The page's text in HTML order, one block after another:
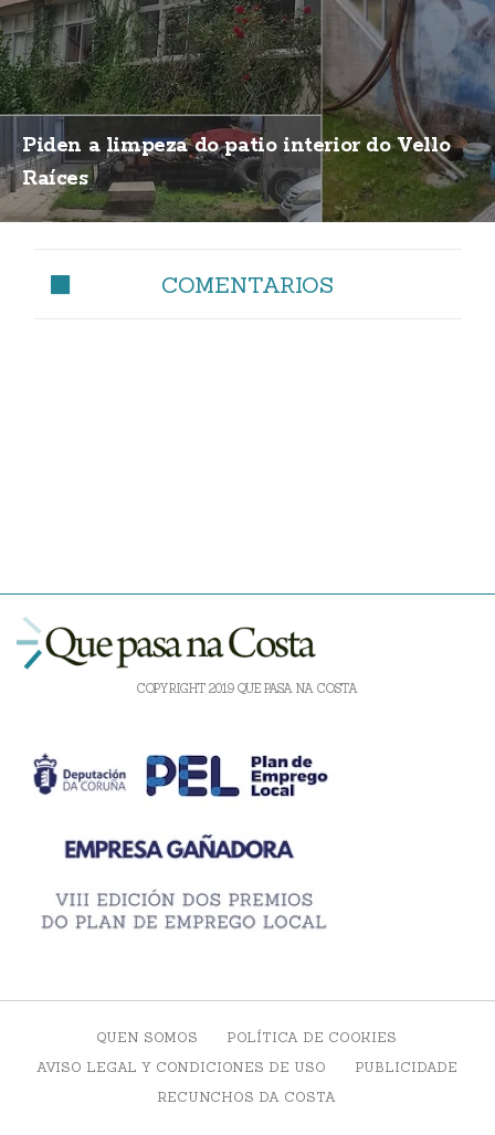
Piden a limpeza do patio interior do Vello
Raíces
COMENTARIOS
COPYRIGHT 2019 QUE PASA NA COSTA
QUEN SOMOS
POLÍTICA DE COOKIES
AVISO LEGAL Y CONDICIONES DE USO
PUBLICIDADE
RECUNCHOS DA COSTA